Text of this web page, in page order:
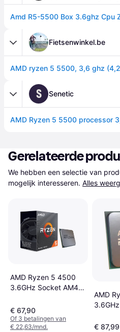
Amd R5-5500 Box 3.6ghz Cpu
Fietsenwinkel.be
S Senetic
Gerelateerde
We hebben een selectie van
mogelijk interesseren. Alles
AMD Ryzen 5 4500
3.6GHz Socket AM4
€ 67,90
Of 3 betalingen van
€ 22,63/mnd.
AMD
€ 87,99